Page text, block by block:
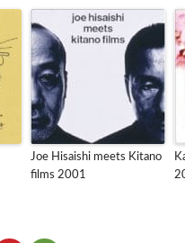
Joe Hisaishi meets Kitano
films 2001